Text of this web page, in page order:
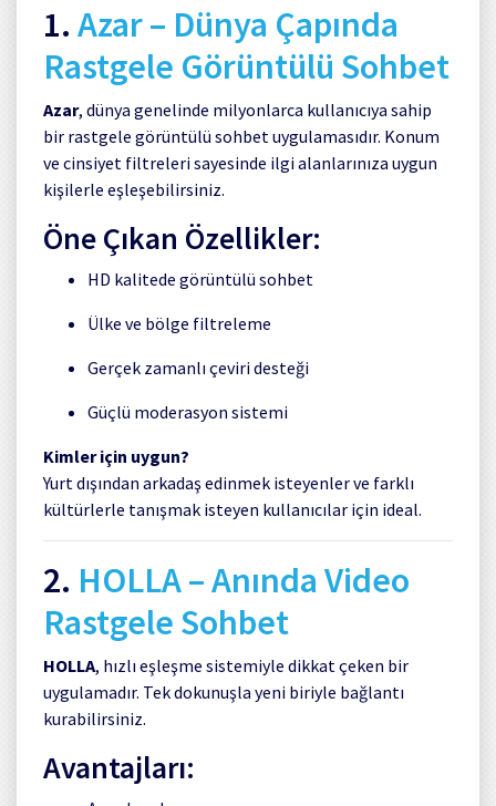
1. Azar– Dünya Çapında
Rastgele Görüntülü Sohbet
Azar, dünya genelinde milyonlarca kullanıcıya sahip
bir rastgele görüntülü sohbet uygulamasıdır. Konum
ve cinsiyet filtreleri sayesinde ilgi alanlarınıza uygun
kişilerle eşleşebilirsiniz.
Öne Çıkan Özellikler:
HD kalitede görüntülü sohbet
Ülke ve bölge filtreleme
Gerçek zamanlı çeviri desteği
Güçlü moderasyon sistemi
Kimler için uygun?
Yurt dışından arkadaş edinmek isteyenler ve farklı
kültürlerle tanışmak isteyen kullanıcılar için ideal.
2. HOLLA– Anında Video
Rastgele Sohbet
HOLLA, hızlı eşleşme sistemiyle dikkat çeken bir
uygulamadır. Tek dokunuşla yeni biriyle bağlantı
kurabilirsiniz.
Avantajları: